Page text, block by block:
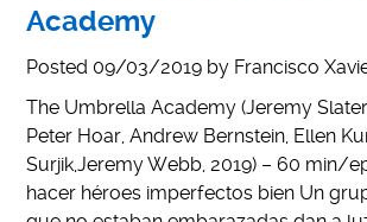
Academy
Posted 09/03/2019 by Francisco
The Umbrella Academy (Jeremy Slater
Peter Hoar, Andrew Bernstein, Ellen
Surjik,Jeremy Webb, 2019) – 60 min/
hacer héroes imperfectos bien Un